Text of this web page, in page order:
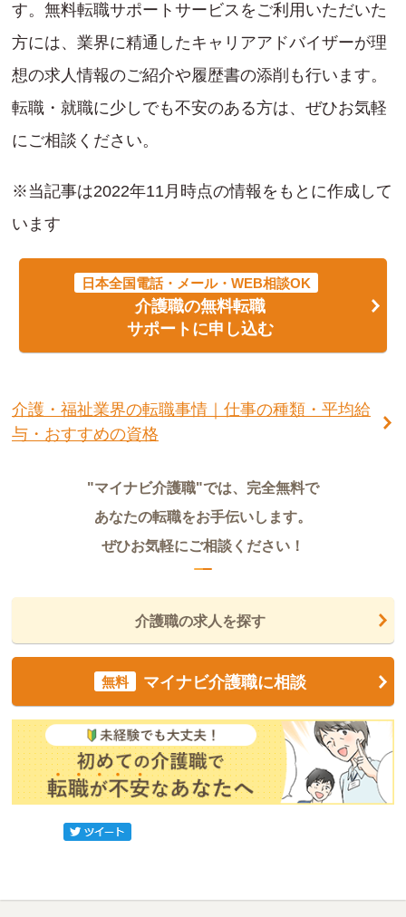
す。無料転職サポートサービスをご利用いただいた
方には、業界に精通したキャリアアドバイザーが理
想の求人情報のご紹介や履歴書の添削も行います。
転職・就職に少しでも不安のある方は、ぜひお気軽
にご相談ください。
※当記事は2022年11月時点の情報をもとに作成して
います
日本全国電話・メール・WEB相談OK
介護職の無料転職
サポートに申し込む
介護・福祉業界の転職事情｜仕事の種類・平均給
与・おすすめの資格
"マイナビ介護職"では、完全無料で
あなたの転職をお手伝いします。
ぜひお気軽にご相談ください！
介護職の求人を探す
無料 マイナビ介護職に相談